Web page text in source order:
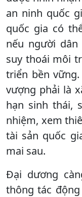
an ninh quốc
quốc gia có
nếu người
suy thoái môi
triển bền
vượng phải là
hạn sinh thái,
nhiệm, xem
tài sản quốc
mai sau.
Đại dương
thông tác